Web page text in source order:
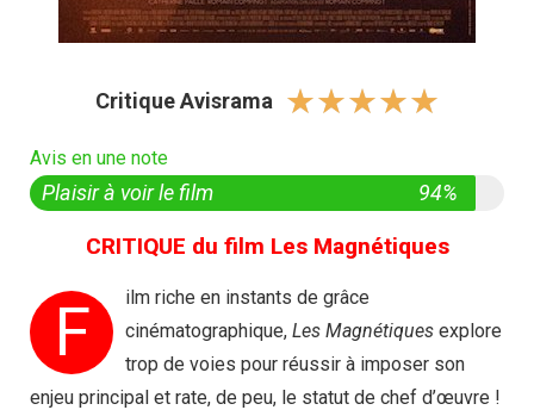
Critique Avisrama ☆☆☆☆☆
Avis en une note
Plaisir à voir le film 94%
CRITIQUE du film Les Magnétiques
F
ilm riche en instants de grâce
cinématographique, Les Magnétiques explore
trop de voies pour réussir à imposer son
enjeu principal et rate, de peu, le statut de chef d’œuvre !